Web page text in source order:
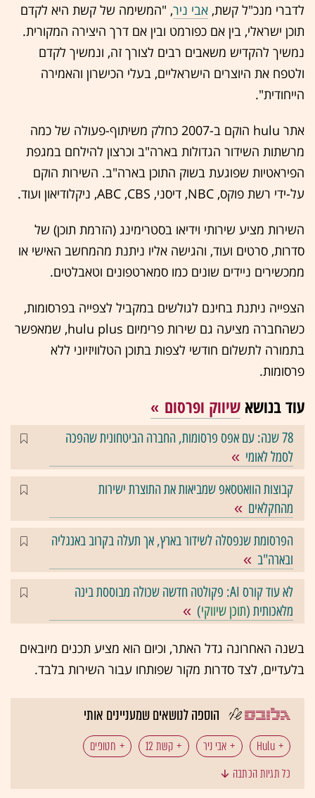
לדברי מנכ"ל קשת, אבי ניר, "המשימה של קשת היא לקדם
תוכן ישראלי, בין אם כפורמט ובין אם דרך היצירה המקורית.
נמשיך להקדיש משאבים רבים לצורך זה, ונמשיך לקדם
ולטפח את היוצרים הישראליים, בעלי הכישרון והאמירה
הייחודית".
אתר hulu הוקם ב-2007 כחלק משיתוף-פעולה של כמה
מרשתות השידור הגדולות בארה"ב וכרצון להילחם במגפת
הפיראטיות שפוגעת בשוק התוכן בארה"ב. השירות הוקם
על-ידי רשת פוקס, NBC, דיסני, ABC ,CBS, ניקלודיאון ועוד.
השירות מציע שירותי וידיאו בסטרימינג (הזרמת תוכן) של
סדרות, סרטים ועוד, והגישה אליו ניתנת מהמחשב האישי או
ממכשירים ניידים שונים כמו סמארטפונים וטאבלטים.
הצפייה ניתנת בחינם לגולשים במקביל לצפייה בפרסומות,
כשהחברה מציעה גם שירות פרימיום hulu plus, שמאפשר
בתמורה לתשלום חודשי לצפות בתוכן הטלוויזיוני ללא
פרסומות.
עוד בנושא שיווק ופרסום
78 שנה: עם אפס פרסומות, החברה הביטחונית שהפכה
לסמל לאומי
קבוצות הוואטסאפ שמביאות את התוצרת ישירות
מהחקלאים
הפרסומת שנפסלה לשידור בארץ, אך תעלה בקרוב באנגליה
ובארה"ב
לא עוד קורס AI: פקולטה חדשה שכולה מבוססת בינה
מלאכותית (תוכן שיווקי)
בשנה האחרונה גדל האתר, וכיום הוא מציע תכנים מיובאים
בלעדיים, לצד סדרות מקור שפותחו עבור השירות בלבד.
הוספה לנושאים שמעניינים אותי
Hulu אבי ניר קשת 12 חטופים
גידי רף
כל תגיות הכתבה